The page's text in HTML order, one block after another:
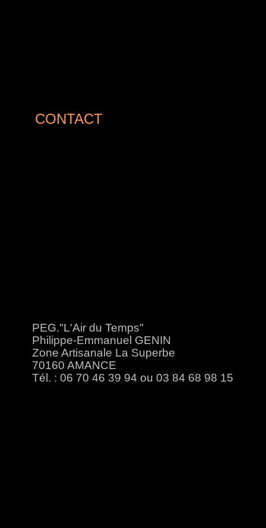
CONTACT
PEG."L'Air du Temps"
Philippe-Emmanuel GENIN
Zone Artisanale La Superbe
70160 AMANCE
Tél. : 06 70 46 39 94 ou 03 84 68 98 15